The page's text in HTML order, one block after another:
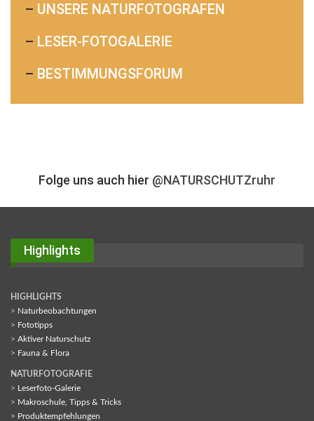
– UNSERE NATURFOTOGRAFEN
– LESER-FOTOGALERIE
– BESTIMMUNGSFORUM
Folge uns auch hier @NATURSCHUTZruhr
Highlights
HIGHLIGHTS
> Naturbeobachtungen
> Fototipps
> Aktiver Naturschutz
> Fauna & Flora
NATURFOTOGRAFIE
> Leserfoto-Galerie
> Makroschule, Tipps & Tricks
> Produktempfehlungen